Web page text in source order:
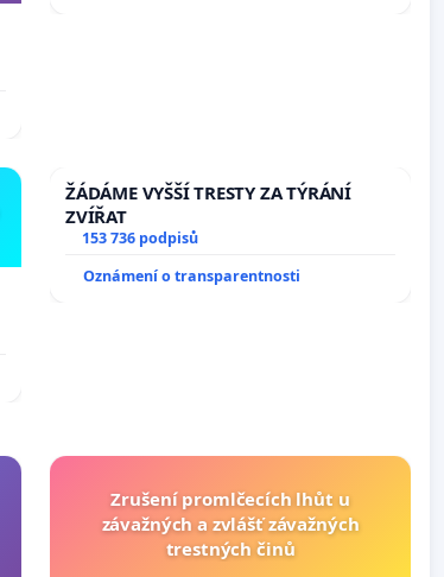
ŽÁDÁME VYŠŠÍ TRESTY ZA TÝRÁNÍ
ZVÍŘAT
153 736 podpisů
Oznámení o transparentnosti
Zrušení promlčecích lhůt u
závažných a zvlášť závažných
trestných činů